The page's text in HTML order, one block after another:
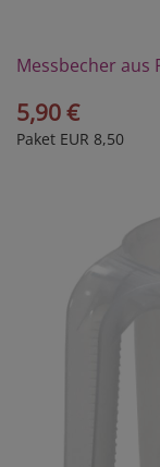
Messbecher aus
5,90 €
Paket EUR 8,50